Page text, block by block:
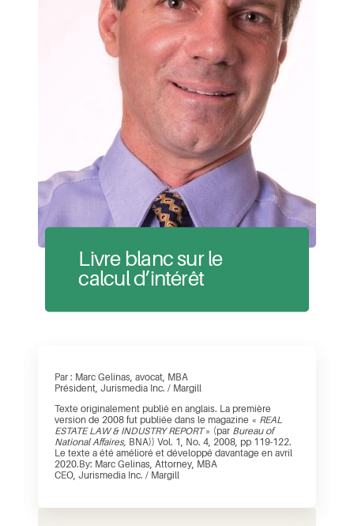
Livre blanc sur le
calcul d’intérêt
Par : Marc Gelinas, avocat, MBA
Président, Jurismedia Inc. / Margill
Texte originalement publié en anglais. La première
version de 2008 fut publiée dans le magazine « REAL
ESTATE LAW & INDUSTRY REPORT» (par Bureau of
National Affaires, BNA)) Vol. 1, No. 4, 2008, pp 119-122.
Le texte a été amélioré et développé davantage en avril
2020.By: Marc Gelinas, Attorney, MBA
CEO, Jurismedia Inc. / Margill